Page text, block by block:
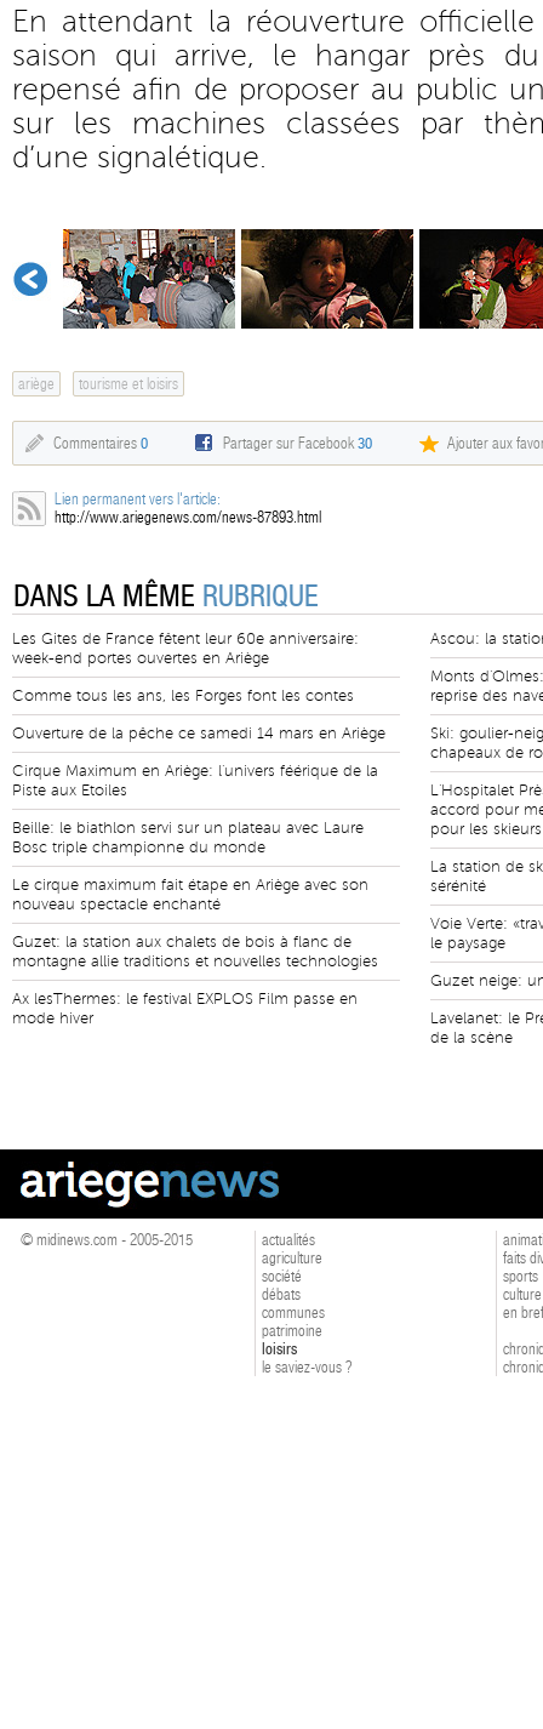
En attendant la réouverture
saison qui arrive, le hangar près
repensé afin de proposer au public
sur les machines classées par
d’une signalétique.
ariège tourisme et loisirs
Commentaires 0 Partager sur Facebook30 Ajouter aux
Lien permanent vers l'article:
http://www.ariegenews.com/news-87893.html
DANS LA MÊME RUBRIQUE
Les Gites de France fêtent leur 60e anniversaire:
week-end portes ouvertes en Ariège
Comme tous les ans, les Forges font les contes
Ouverture de la pêche ce samedi 14 mars en Ariège
Cirque Maximum en Ariège: l'univers féérique de la
Piste aux Etoiles
Beille: le biathlon servi sur un plateau avec Laure
Bosc triple championne du monde
Le cirque maximum fait étape en Ariège avec son
nouveau spectacle enchanté
Guzet: la station aux chalets de bois à flanc de
montagne allie traditions et nouvelles technologies
Ax lesThermes: le festival EXPLOS Film passe en
mode hiver
Ascou: la
Monts
reprise des
Ski: goulier-
chapeaux de
L'Hospitalet
accord pour
pour les skieurs
La station de
sérénité
Voie Verte:
le paysage
Guzet neige:
Lavelanet: le
de la scène
© midinews.com - 2005-2015
actualités
agriculture
société
débats
communes
patrimoine
loisirs
le saviez-vous ?
faits
sports
culture
en bref